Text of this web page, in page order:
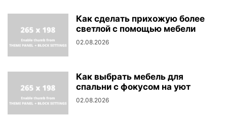
Как сделать прихожую более
светлой с помощью мебели
02.08.2026
Как выбрать мебель для
спальни с фокусом на уют
02.08.2026